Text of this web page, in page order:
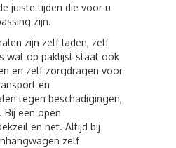
juiste tijden die voor u
zijn.
zijn zelf laden, zelf
wat op paklijst staat ook
en zelf zorgdragen voor
en
tegen beschadigingen,
Bij een open
en net. Altijd bij
zelf